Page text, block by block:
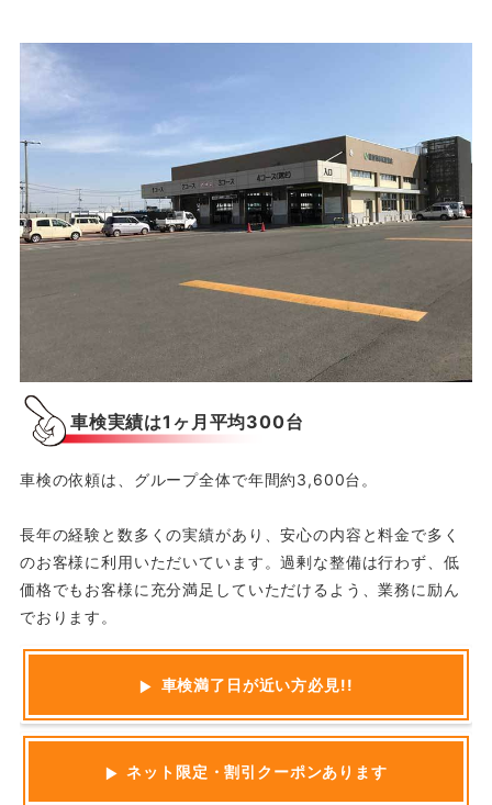
車検実績は1ヶ月平均300台
車検の依頼は、グループ全体で年間約3,600台。
長年の経験と数多くの実績があり、安心の内容と料金で多く
のお客様に利用いただいています。過剰な整備は行わず、低
価格でもお客様に充分満足していただけるよう、業務に励ん
でおります。
車検満了日が近い方必見!!
ネット限定・割引クーポンあります